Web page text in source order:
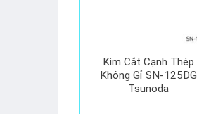
Kìm Cắt Cạnh Thép
Không Gỉ SN-125DG
Tsunoda